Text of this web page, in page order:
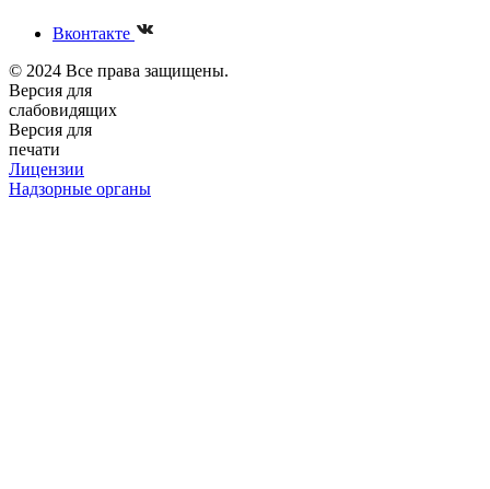
Вконтакте
© 2024 Все права защищены.
Версия для
слабовидящих
Версия для
печати
Лицензии
Надзорные органы